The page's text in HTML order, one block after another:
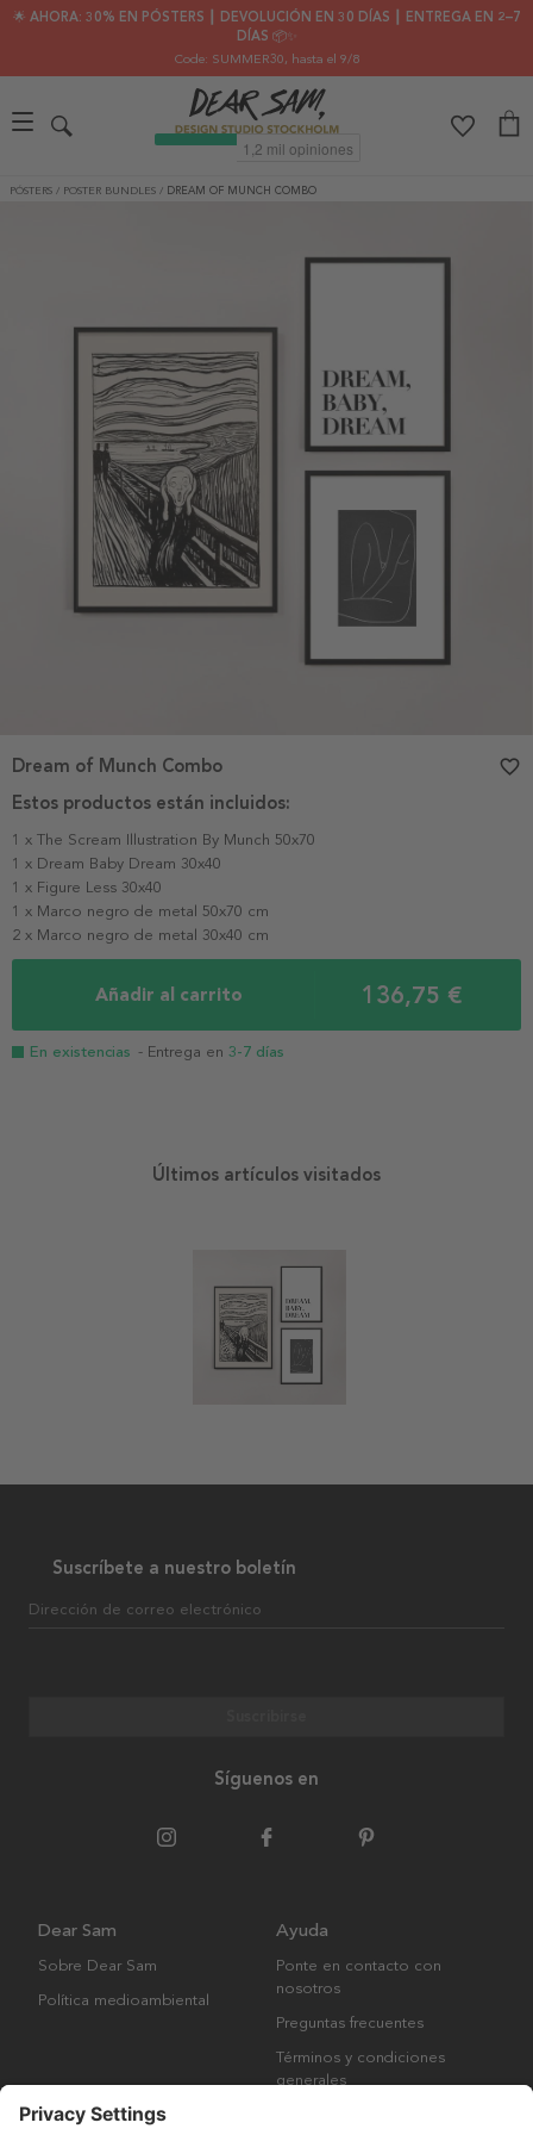
🌟 AHORA: 30% EN PÓSTERS ┃ DEVOLUCIÓN EN 30 DÍAS ┃ ENTREGA EN 2–7
DÍAS 📦✨
Code: SUMMER30, hasta el 9/8
PÓSTERS / POSTER BUNDLES / DREAM OF MUNCH COMBO
Estos productos están incluidos:
1 x The Scream Illustration By Munch 50x70
1 x Dream Baby Dream 30x40
1 x Figure Less 30x40
1 x Marco negro de metal 50x70 cm
2 x Marco negro de metal 30x40 cm
Añadir al carrito 136,75 €
En existencias - Entrega en 3-7 días
Dream of Munch Combo favorite_border
Últimos artículos visitados
Suscríbete a nuestro boletín
Dirección de correo electrónico
Síguenos en
Dear Sam
Sobre Dear Sam
Política medioambiental
Ayuda
Ponte en contacto con
nosotros
Preguntas frecuentes
Términos y condiciones
generales